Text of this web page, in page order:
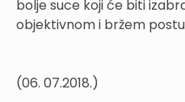
bolje suce koji će biti
objektivnom i bržem
(06. 07.2018.)